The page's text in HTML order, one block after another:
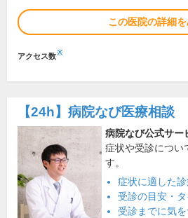
この医院の詳細
アクセス数※
【24h】 病院なび医療相談
病院なび公式サー
症状や受診につい
す。
症状に適した
受診の目安・
受診までに気